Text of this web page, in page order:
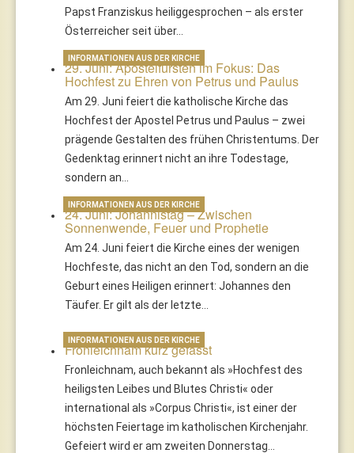
Papst Franziskus heiliggesprochen – als erster
Österreicher seit über…
29. Juni: Apostelfürsten im Fokus: Das
Hochfest zu Ehren von Petrus und Paulus
Am 29. Juni feiert die katholische Kirche das
Hochfest der Apostel Petrus und Paulus – zwei
prägende Gestalten des frühen Christentums. Der
Gedenktag erinnert nicht an ihre Todestage,
sondern an…
INFORMATIONEN AUS DER KIRCHE
24. Juni: Johannistag – Zwischen
Sonnenwende, Feuer und Prophetie
Am 24. Juni feiert die Kirche eines der wenigen
Hochfeste, das nicht an den Tod, sondern an die
Geburt eines Heiligen erinnert: Johannes den
Täufer. Er gilt als der letzte…
INFORMATIONEN AUS DER KIRCHE
Fronleichnam kurz gefasst
Fronleichnam, auch bekannt als »Hochfest des
heiligsten Leibes und Blutes Christi« oder
international als »Corpus Christi«, ist einer der
höchsten Feiertage im katholischen Kirchenjahr.
Gefeiert wird er am zweiten Donnerstag…
INFORMATIONEN AUS DER KIRCHE